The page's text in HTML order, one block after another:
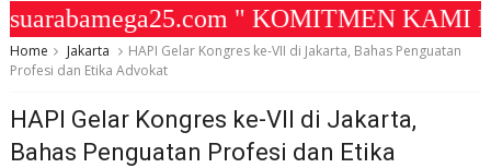
" KOMITMEN KAMI
Home Jakarta
HAPI Gelar Kongres ke-VII di Jakarta, Bahas Penguatan
Profesi dan Etika Advokat
HAPI Gelar Kongres ke-VII di Jakarta,
Bahas Penguatan Profesi dan Etika